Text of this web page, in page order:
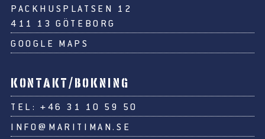
PACKHUSPLATSEN 12
411 13 GÖTEBORG
GOOGLE MAPS
KONTAKT/BOKNING
TEL: +46 31 10 59 50
INFO@MARITIMAN.SE